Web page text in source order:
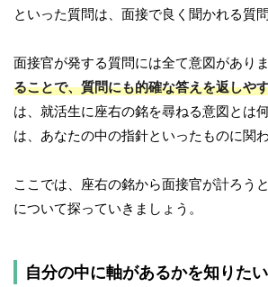
といった質問は、面接で良く聞かれる質
面接官が発する質問には全て意図がありま
ることで、質問にも的確な答えを返しや
は、就活生に座右の銘を尋ねる意図とは
は、あなたの中の指針といったものに関
ここでは、座右の銘から面接官が計ろう
について探っていきましょう。
自分の中に軸があるかを知りたい